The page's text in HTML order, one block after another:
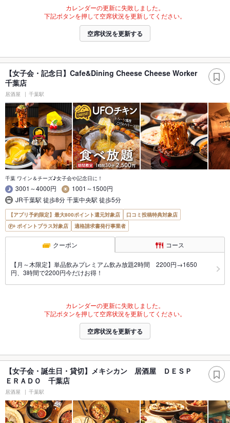
カレンダーの更新に失敗しました。
下記ボタンを押して空席状況を更新してください。
空席状況を更新する
【女子会・記念日】Cafe&Dining Cheese Cheese Worker
千葉店
居酒屋 千葉駅
千葉 ワイン＆チーズ♪女子会や記念日に！
3001～4000円
1001～1500円
JR千葉駅 徒歩8分 千葉中央駅 徒歩5分
【アプリ予約限定】最大800ポイント還元対象店
口コミ投稿特典対象店
ポイントプラス対象店
適格請求書発行事業者
クーポン コース
【月～木限定】単品飲みプレミアム飲み放題2時間 2200円→1650
円、3時間で2200円今だけお得！
カレンダーの更新に失敗しました。
下記ボタンを押して空席状況を更新してください。
空席状況を更新する
【女子会・誕生日・貸切】メキシカン 居酒屋 ＤＥＳＰ
ＥＲＡＤＯ 千葉店
居酒屋 千葉駅